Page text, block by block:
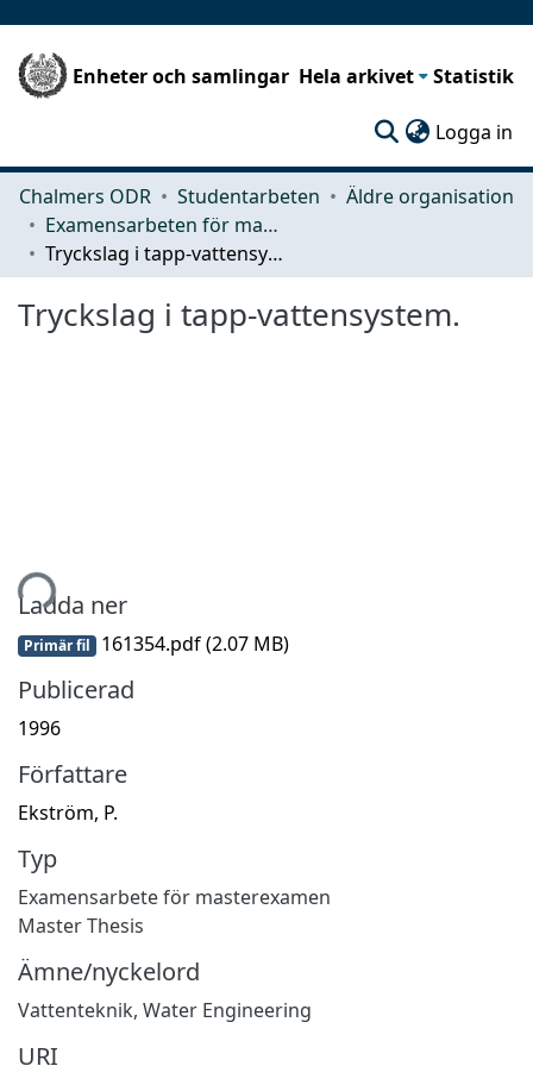
Enheter och samlingar Hela arkivet Statistik
Logga in
Chalmers ODR Studentarbeten
Äldre organisation
Examensarbeten för masterexamen
Tryckslag i tapp-vattensystem.
Tryckslag i tapp-vattensystem.
Ladda ner
Primär fil 161354.pdf(2.07 MB)
Publicerad
1996
Författare
Ekström, P.
Typ
Examensarbete för masterexamen
Master Thesis
Ämne/nyckelord
Vattenteknik, Water Engineering
URI